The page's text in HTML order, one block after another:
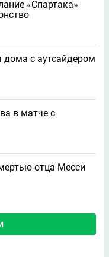
«Спартака»
дома с аутсайдером
в матче с
отца Месси